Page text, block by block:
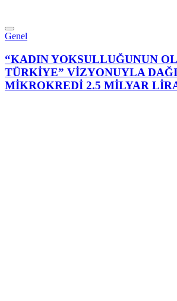
Genel
“KADIN YOKSULLUĞUNUN
TÜRKİYE” VİZYONUYLA
MİKROKREDİ 2.5 MİLYAR